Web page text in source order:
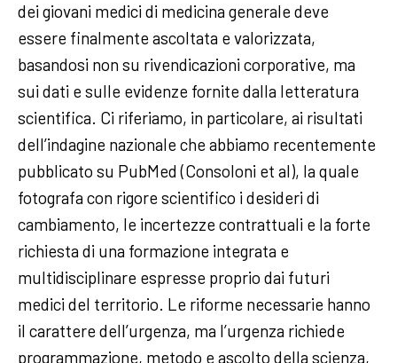
dei giovani medici di medicina generale deve
essere finalmente ascoltata e valorizzata,
basandosi non su rivendicazioni corporative, ma
sui dati e sulle evidenze fornite dalla letteratura
scientifica. Ci riferiamo, in particolare, ai risultati
dell’indagine nazionale che abbiamo recentemente
pubblicato su PubMed (Consoloni et al), la quale
fotografa con rigore scientifico i desideri di
cambiamento, le incertezze contrattuali e la forte
richiesta di una formazione integrata e
multidisciplinare espresse proprio dai futuri
medici del territorio. Le riforme necessarie hanno
il carattere dell’urgenza, ma l’urgenza richiede
programmazione, metodo e ascolto della scienza,